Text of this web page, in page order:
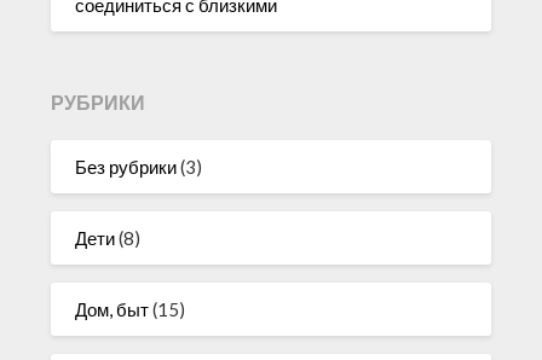
соединиться с близкими
РУБРИКИ
Без рубрики(3)
Дети(8)
Дом, быт(15)